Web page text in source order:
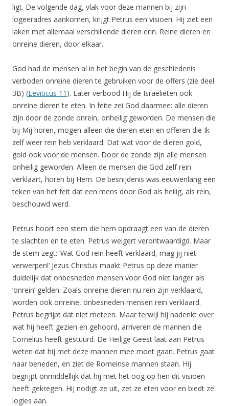
ligt. De volgende dag, vlak voor deze mannen bij zijn
logeeradres aankomen, krijgt Petrus een visioen. Hij ziet een
laken met allemaal verschillende dieren erin. Reine dieren en
onreine dieren, door elkaar.
God had de mensen al in het begin van de geschiedenis
verboden onreine dieren te gebruiken voor de offers (zie deel
3B) (Leviticus 11 ). Later verbood Hij de Israëlieten ook
onreine dieren te eten. In feite zei God daarmee: alle dieren
zijn door de zonde onrein, onheilig geworden. De mensen die
bij Mij horen, mogen alleen die dieren eten en offeren die Ik
zelf weer rein heb verklaard. Dat wat voor de dieren gold,
gold ook voor de mensen. Door de zonde zijn alle mensen
onheilig geworden. Alleen de mensen die God zelf rein
verklaart, horen bij Hem. De besnijdenis was eeuwenlang een
teken van het feit dat een mens door God als heilig, als rein,
beschouwd werd.
Petrus hoort een stem die hem opdraagt een van de dieren
te slachten en te eten. Petrus weigert verontwaardigd. Maar
de stem zegt: ‘Wat God rein heeft verklaard, mag jij niet
verwerpen!’ Jezus Christus maakt Petrus op deze manier
duidelijk dat onbesneden mensen voor God niet langer als
‘onrein’ gelden. Zoals onreine dieren nu rein zijn verklaard,
worden ook onreine, onbesneden mensen rein verklaard.
Petrus begrijpt dat niet meteen. Maar terwijl hij nadenkt over
wat hij heeft gezien en gehoord, arriveren de mannen die
Cornelius heeft gestuurd. De Heilige Geest laat aan Petrus
weten dat hij met deze mannen mee moet gaan. Petrus gaat
naar beneden, en ziet de Romeinse mannen staan. Hij
begrijpt onmiddellijk dat hij met het oog op hen dit visioen
heeft gekregen. Hij nodigt ze uit, zet ze eten voor en biedt ze
logies aan.